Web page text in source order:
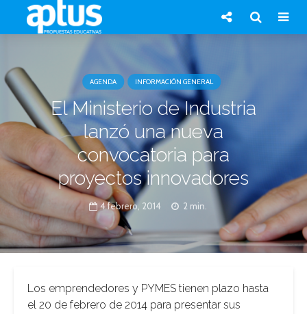
AGENDA INFORMACIÓN GENERAL
El Ministerio de Industria
lanzó una nueva
convocatoria para
proyectos innovadores
4 febrero, 2014 2 min.
Los emprendedores y PYMES tienen plazo hasta
el 20 de febrero de 2014 para presentar sus